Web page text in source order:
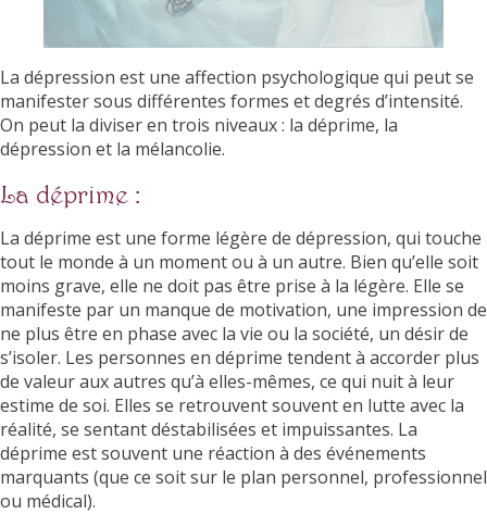
La dépression est une affection psychologique qui peut se
manifester sous différentes formes et degrés d’intensité.
On peut la diviser en trois niveaux : la déprime, la
dépression et la mélancolie.
La déprime :
La déprime est une forme légère de dépression, qui touche
tout le monde à un moment ou à un autre. Bien qu’elle soit
moins grave, elle ne doit pas être prise à la légère. Elle se
manifeste par un manque de motivation, une impression de
ne plus être en phase avec la vie ou la société, un désir de
s’isoler. Les personnes en déprime tendent à accorder plus
de valeur aux autres qu’à elles-mêmes, ce qui nuit à leur
estime de soi. Elles se retrouvent souvent en lutte avec la
réalité, se sentant déstabilisées et impuissantes. La
déprime est souvent une réaction à des événements
marquants (que ce soit sur le plan personnel, professionnel
ou médical).